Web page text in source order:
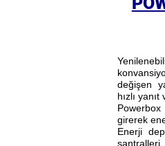
değişen
hızlı
girerek
Enerji